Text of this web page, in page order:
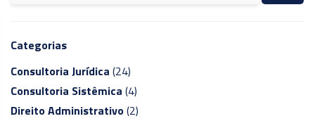
Categorias
Consultoria Jurídica (24)
Consultoria Sistêmica (4)
Direito Administrativo(2)